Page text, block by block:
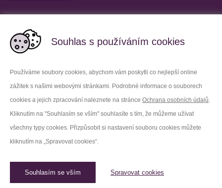
Souhlas s používáním cookies
Používáme soubory cookies, abychom vám poskytli co nejlepší online
zážitek s našimi webovými stránkami. Podrobné informace o souborech
cookies a jejich zpracování naleznete na stránce Ochrana osobních údajů.
Kliknutím na "Souhlasím se vším" souhlasíte s tím, že můžeme užívat
všechny typy cookies. Přizpůsobit si nastavení souboru cookies můžete
kliknutím na „Spravovat cookies“.
Souhlasím se vším Spravovat cookies
Facebook Youtube
LinkedIn